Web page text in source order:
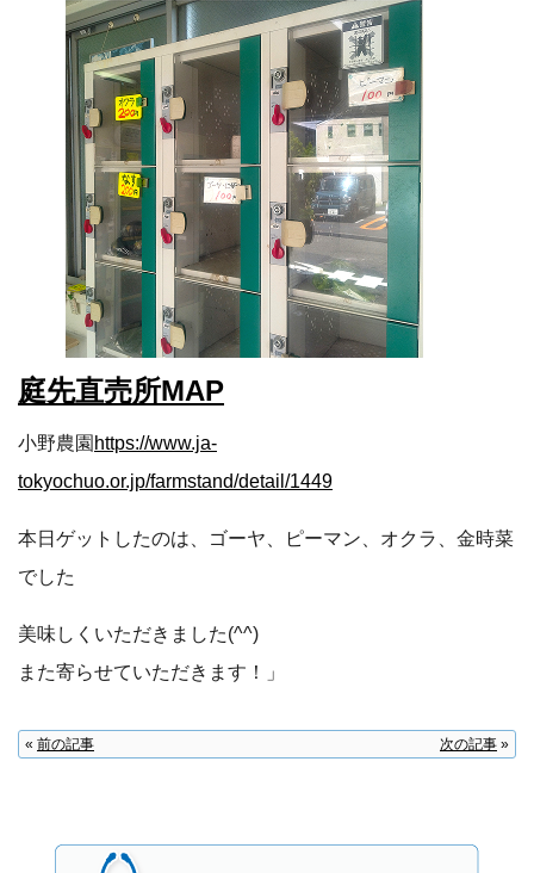
庭先直売所MAP
小野農園 https://www.ja-
tokyochuo.or.jp/farmstand/detail/1449
本日ゲットしたのは、ゴーヤ、ピーマン、オクラ、金時菜
でした
美味しくいただきました(^^)
また寄らせていただきます！」
« 前の記事 次の記事 »